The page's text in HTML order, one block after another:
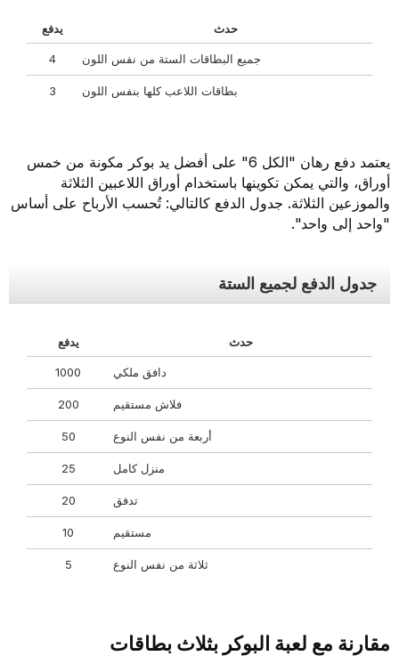
حدث يدفع
جميع البطاقات الستة من نفس اللون
بطاقات اللاعب كلها بنفس اللون
يعتمد دفع رهان "الكل 6" على أفضل يد بوكر مكونة من خمس
أوراق، والتي يمكن تكوينها باستخدام أوراق اللاعبين الثلاثة
والموزعين الثلاثة. جدول الدفع كالتالي: تُحسب الأرباح على أساس
"واحد إلى واحد".
جدول الدفع لجميع الستة
حدث يدفع
دافق ملكي 1000
فلاش مستقيم 200
أربعة من نفس النوع 50
منزل كامل 25
تدفق 20
مستقيم 10
ثلاثة من نفس النوع
مقارنة مع لعبة البوكر بثلاث بطاقات